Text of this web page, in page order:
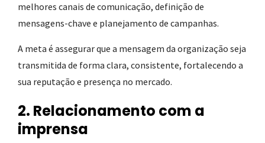
melhores canais de comunicação, definição de
mensagens-chave e planejamento de campanhas.
A meta é assegurar que a mensagem da organização seja
transmitida de forma clara, consistente, fortalecendo a
sua reputação e presença no mercado.
2. Relacionamento com a
imprensa